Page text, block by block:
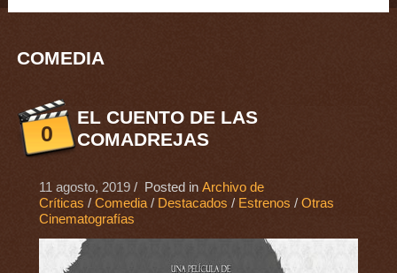
COMEDIA
0
EL CUENTO DE LAS
COMADREJAS
11 agosto, 2019/ Posted in Archivo de
Críticas / Comedia/ Destacados / Estrenos / Otras
Cinematografías